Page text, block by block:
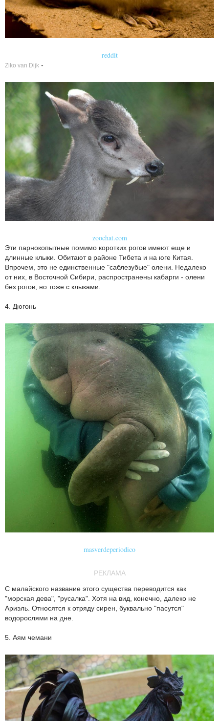
reddit
Ziko van Dijk -
zoochat.com
Эти парнокопытные помимо коротких рогов имеют еще и
длинные клыки. Обитают в районе Тибета и на юге Китая.
Впрочем, это не единственные "саблезубые" олени. Недалеко
от них, в Восточной Сибири, распространены кабарги - олени
без рогов, но тоже с клыками.
4. Дюгонь
masverdeperiodico
РЕКЛАМА
С малайского название этого существа переводится как
"морская дева", "русалка". Хотя на вид, конечно, далеко не
Ариэль. Относятся к отряду сирен, буквально "пасутся"
водорослями на дне.
5. Аям чемани